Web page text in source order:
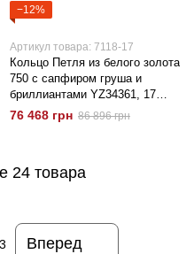
−12%
Артикул товара: 7118-17
Кольцо Петля из белого золота
750 с сапфиром груша и
бриллиантами YZ34361, 17
размер
76 468 грн 86 896 грн
24 товара
Вперед